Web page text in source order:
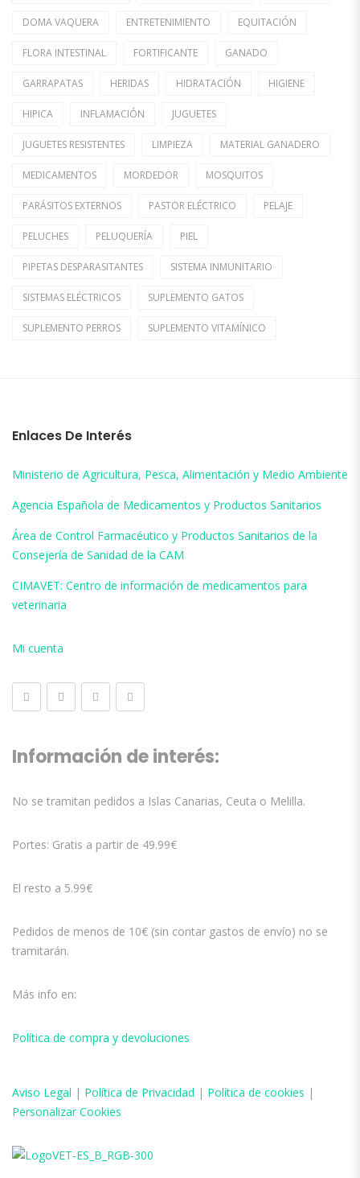
DOMA VAQUERA ENTRETENIMIENTO EQUITACIÓN
FLORA INTESTINAL FORTIFICANTE GANADO
GARRAPATAS HERIDAS HIDRATACIÓN HIGIENE
HIPICA INFLAMACIÓN JUGUETES
JUGUETES RESISTENTES LIMPIEZA MATERIAL GANADERO
MEDICAMENTOS MORDEDOR MOSQUITOS
PARÁSITOS EXTERNOS PASTOR ELÉCTRICO PELAJE
PELUCHES PELUQUERÍA PIEL
PIPETAS DESPARASITANTES SISTEMA INMUNITARIO
SISTEMAS ELÉCTRICOS SUPLEMENTO GATOS
SUPLEMENTO PERROS SUPLEMENTO VITAMÍNICO
Enlaces De Interés
Ministerio de Agricultura, Pesca, Alimentación y Medio Ambiente
Agencia Española de Medicamentos y Productos Sanitarios
Área de Control Farmacéutico y Productos Sanitarios de la
Consejería de Sanidad de la CAM
CIMAVET: Centro de información de medicamentos para
veterinaria
Mi cuenta
Información de interés:
No se tramitan pedidos a Islas Canarias, Ceuta o Melilla.
Portes: Gratis a partir de 49.99€
El resto a 5.99€
Pedidos de menos de 10€ (sin contar gastos de envío) no se
tramitarán.
Más info en:
Política de compra y devoluciones
Aviso Legal | Política de Privacidad | Política de cookies |
Personalizar Cookies